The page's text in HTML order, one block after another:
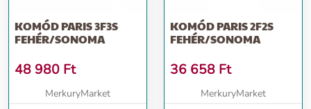
KOMÓD PARIS 3F3S
FEHÉR/SONOMA
48 980 Ft
MerkuryMarket
KOMÓD PARIS 2F2S
FEHÉR/SONOMA
36 658 Ft
MerkuryMarket